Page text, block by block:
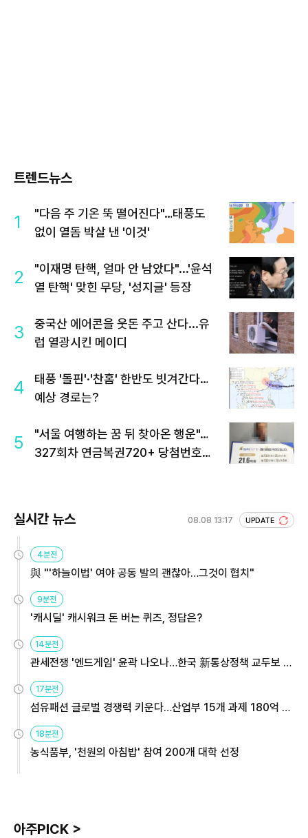
트렌드뉴스
1
"다음 주 기온 뚝 떨어진다"…태풍도
없이 열돔 박살 낸 '이것'
2
"이재명 탄핵, 얼마 안 남았다"...'윤석
열 탄핵' 맞힌 무당, '성지글' 등장
3
중국산 에어콘을 웃돈 주고 산다...유
럽 열광시킨 메이디
4
태풍 '돌핀'·'찬홈' 한반도 빗겨간다…
예상 경로는?
5
"서울 여행하는 꿈 뒤 찾아온 행운"…
327회차 연금복권720+ 당첨번호조
실시간 뉴스 08.08 13:17 UPDATE
4분전
與 "'하늘이법' 여야 공동 발의 괜찮아…그것이 협치"
9분전
'캐시딜' 캐시워크 돈 버는 퀴즈, 정답은?
14분전
관세전쟁 '엔드게임' 윤곽 나오나…한국 新통상정책 교두보 활
용해야
17분전
섬유패션 글로벌 경쟁력 키운다…산업부 15개 과제 180억 지
원
18분전
농식품부, '천원의 아침밥' 참여 200개 대학 선정
아주PICK >